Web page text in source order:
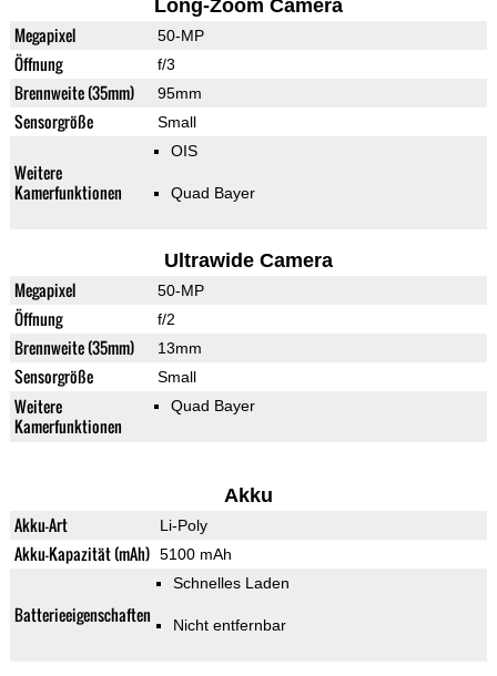
Long-Zoom Camera
Megapixel 50-MP
Öffnung f/3
Brennweite (35mm) 95mm
Sensorgröße Small
Weitere
Kamerfunktionen
OIS
Quad Bayer
Ultrawide Camera
Megapixel 50-MP
Öffnung f/2
Brennweite (35mm) 13mm
Sensorgröße Small
Weitere
Kamerfunktionen
Quad Bayer
Akku
Akku-Art Li-Poly
Akku-Kapazität (mAh) 5100 mAh
Batterieeigenschaften
Schnelles Laden
Nicht entfernbar